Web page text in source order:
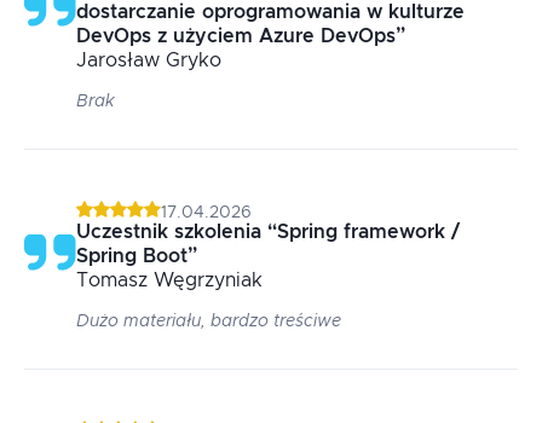
dostarczanie oprogramowania w kulturze
DevOps z użyciem Azure DevOps”
Jarosław Gryko
Brak
17.04.2026
Uczestnik szkolenia “Spring framework /
Spring Boot”
Tomasz Węgrzyniak
Dużo materiału, bardzo treściwe